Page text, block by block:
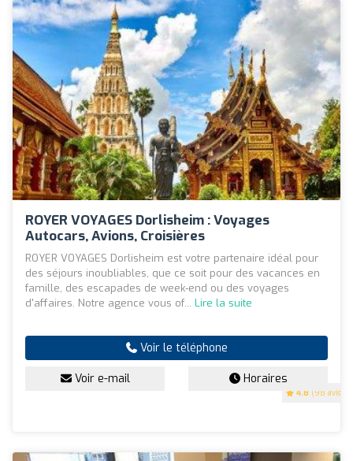
ROYER VOYAGES Dorlisheim : Voyages
Autocars, Avions, Croisières
4.8 (98 avis)
ROYER VOYAGES Dorlisheim est votre partenaire idéal pour
des séjours inoubliables, que ce soit pour des vacances en
famille, des escapades de week-end ou des voyages
d'affaires. Notre agence vous of... Lire la suite
Voir le téléphone
Voir e-mail Horaires